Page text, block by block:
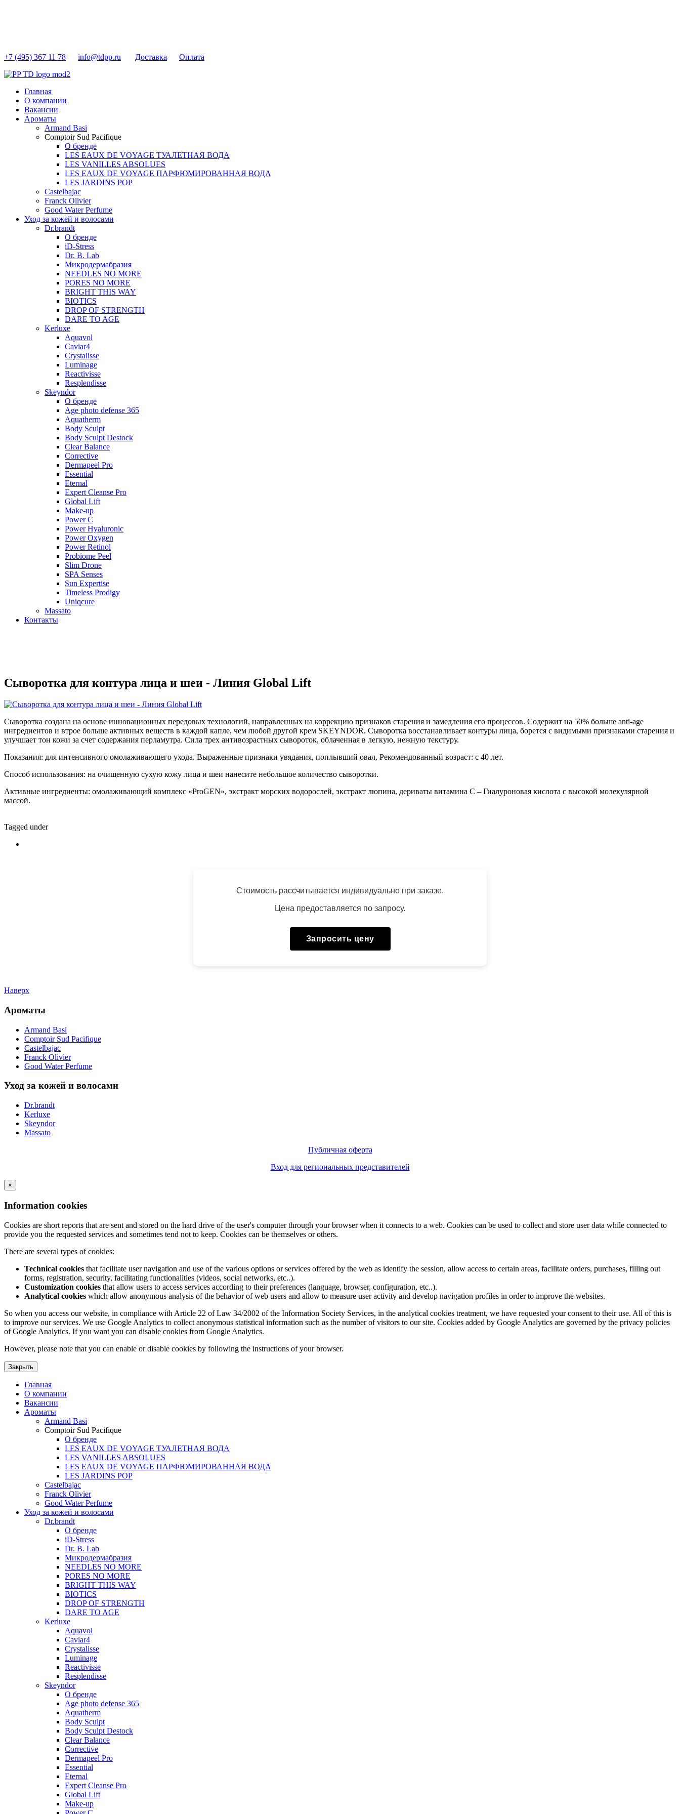
+7 (495) 367 11 78 info@tdpp.ru Доставка Оплата
Главная
О компании
Вакансии
Ароматы
Armand Basi
Comptoir Sud Pacifique
О бренде
LES EAUX DE VOYAGE ТУАЛЕТНАЯ ВОДА
LES VANILLES ABSOLUES
LES EAUX DE VOYAGE ПАРФЮМИРОВАННАЯ ВОДА
LES JARDINS POP
Castelbajac
Franck Olivier
Good Water Perfume
Уход за кожей и волосами
Dr.brandt
О бренде
iD-Stress
Dr. B. Lab
Микродермабразия
NEEDLES NO MORE
PORES NO MORE
BRIGHT THIS WAY
BIOTICS
DROP OF STRENGTH
DARE TO AGE
Kerluxe
Aquavol
Caviar4
Crystalisse
Luminage
Reactivisse
Resplendisse
Skeyndor
О бренде
Age photo defense 365
Aquatherm
Body Sculpt
Body Sculpt Destock
Clear Balance
Corrective
Dermapeel Pro
Essential
Eternal
Expert Cleanse Pro
Global Lift
Make-up
Power C
Power Hyaluronic
Power Oxygen
Power Retinol
Probiome Peel
Slim Drone
SPA Senses
Sun Expertise
Timeless Prodigy
Uniqcure
Massato
Контакты
Сыворотка для контура лица и шеи - Линия Global Lift
Сыворотка создана на основе инновационных передовых технологий, направленных на коррекцию признаков старения и замедления его процессов. Содержит на 50% больше anti-age
ингредиентов и втрое больше активных веществ в каждой капле, чем любой другой крем SKEYNDOR. Сыворотка восстанавливает контуры лица, борется с видимыми признаками старения и
улучшает тон кожи за счет содержания перламутра. Сила трех антивозрастных сывороток, облаченная в легкую, нежную текстуру.
Показания: для интенсивного омолаживающего ухода. Выраженные признаки увядания, поплывший овал, Рекомендованный возраст: с 40 лет.
Способ использования: на очищенную сухую кожу лица и шеи нанесите небольшое количество сыворотки.
Активные ингредиенты: омолаживающий комплекс «ProGEN», экстракт морских водорослей, экстракт люпина, дериваты витамина С – Гиалуроновая кислота с высокой молекулярной
массой.
Tagged under
Стоимость рассчитывается индивидуально при заказе.
Цена предоставляется по запросу.
Запросить цену
Наверх
Ароматы
Armand Basi
Comptoir Sud Pacifique
Castelbajac
Franck Olivier
Good Water Perfume
Уход за кожей и волосами
Dr.brandt
Kerluxe
Skeyndor
Massato
Публичная оферта
Вход для региональных представителей
×
Information cookies
Cookies are short reports that are sent and stored on the hard drive of the user's computer through your browser when it connects to a web. Cookies can be used to collect and store user data while connected to
provide you the requested services and sometimes tend not to keep. Cookies can be themselves or others.
There are several types of cookies:
Technical cookies that facilitate user navigation and use of the various options or services offered by the web as identify the session, allow access to certain areas, facilitate orders, purchases, filling out
forms, registration, security, facilitating functionalities (videos, social networks, etc..).
Customization cookies that allow users to access services according to their preferences (language, browser, configuration, etc..).
Analytical cookies which allow anonymous analysis of the behavior of web users and allow to measure user activity and develop navigation profiles in order to improve the websites.
So when you access our website, in compliance with Article 22 of Law 34/2002 of the Information Society Services, in the analytical cookies treatment, we have requested your consent to their use. All of this is
to improve our services. We use Google Analytics to collect anonymous statistical information such as the number of visitors to our site. Cookies added by Google Analytics are governed by the privacy policies
of Google Analytics. If you want you can disable cookies from Google Analytics.
However, please note that you can enable or disable cookies by following the instructions of your browser.
Закрыть
Главная
О компании
Вакансии
Ароматы
Armand Basi
Comptoir Sud Pacifique
О бренде
LES EAUX DE VOYAGE ТУАЛЕТНАЯ ВОДА
LES VANILLES ABSOLUES
LES EAUX DE VOYAGE ПАРФЮМИРОВАННАЯ ВОДА
LES JARDINS POP
Castelbajac
Franck Olivier
Good Water Perfume
Уход за кожей и волосами
Dr.brandt
О бренде
iD-Stress
Dr. B. Lab
Микродермабразия
NEEDLES NO MORE
PORES NO MORE
BRIGHT THIS WAY
BIOTICS
DROP OF STRENGTH
DARE TO AGE
Kerluxe
Aquavol
Caviar4
Crystalisse
Luminage
Reactivisse
Resplendisse
Skeyndor
О бренде
Age photo defense 365
Aquatherm
Body Sculpt
Body Sculpt Destock
Clear Balance
Corrective
Dermapeel Pro
Essential
Eternal
Expert Cleanse Pro
Global Lift
Make-up